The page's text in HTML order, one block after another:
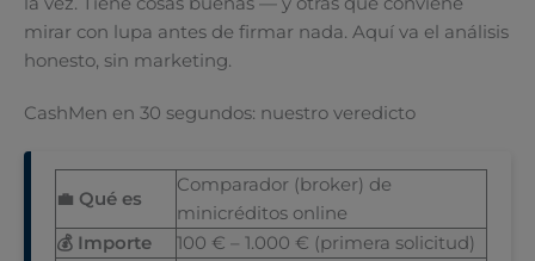
mirar con lupa antes de firmar nada. Aquí va el análisis
honesto, sin marketing.
CashMen en 30 segundos: nuestro veredicto
💼 Qué es
Comparador (broker) de
minicréditos online
💰 Importe
100 € – 1.000 € (primera solicitud)